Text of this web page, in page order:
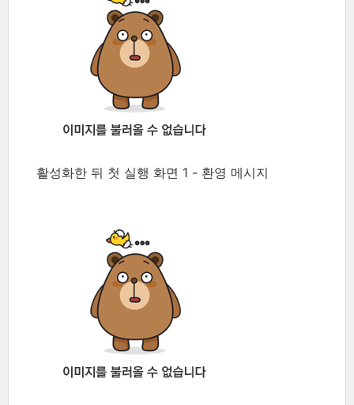
활성화한 뒤 첫 실행 화면 1 - 환영 메시지